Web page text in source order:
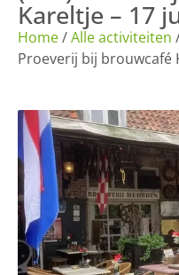
Kareltje – 17
Home/Alle activiteiten
Proeverij bij brouwcafé